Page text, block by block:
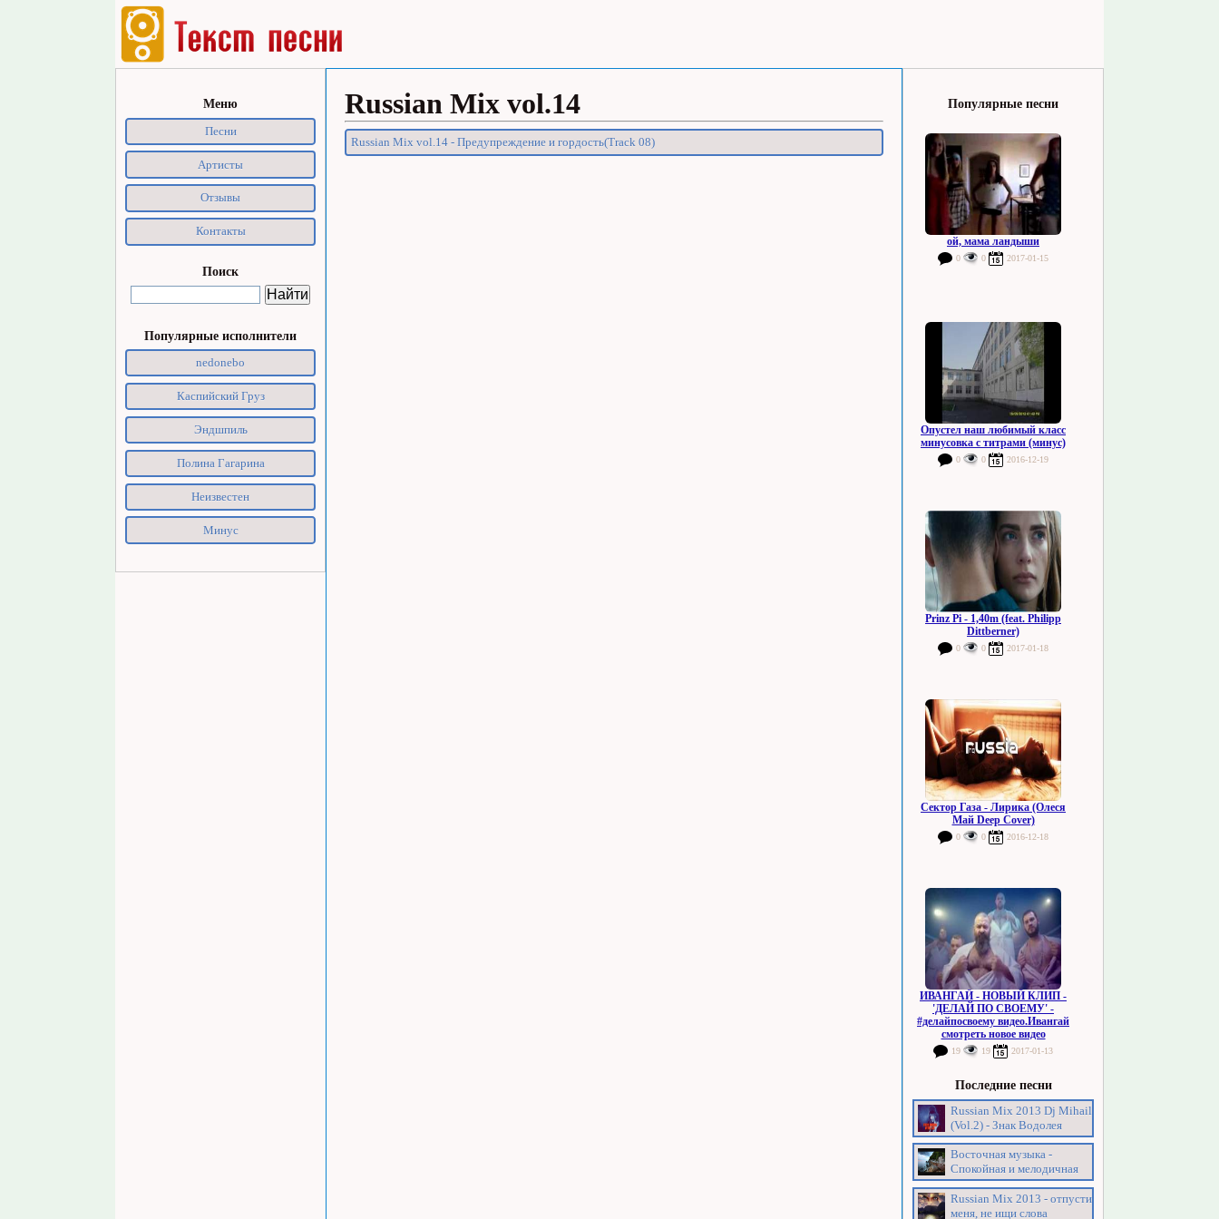
Меню
Песни
Артисты
Отзывы
Контакты
Поиск
Популярные исполнители
nedonebo
Каспийский Груз
Эндшпиль
Полина Гагарина
Неизвестен
Минус
Russian Mix vol.14
Russian Mix vol.14 - Предупреждение и гордость(Track 08)
Популярные песни
ой, мама ландыши
0 0 2017-01-15
Опустел наш любимый класс
минусовка с титрами (минус)
0 0 2016-12-19
Prinz Pi - 1,40m (feat. Philipp
Dittberner)
0 0 2017-01-18
Сектор Газа - Лирика (Олеся
Май Deep Cover)
0 0 2016-12-18
ИВАНГАЙ - НОВЫЙ КЛИП -
'ДЕЛАЙ ПО СВОЕМУ' -
#делайпосвоему видео.Ивангай
смотреть новое видео
19 19 2017-01-13
Последние песни
Russian Mix 2013 Dj Mihail
(Vol.2) - Знак Водолея
Восточная музыка -
Спокойная и мелодичная
Russian Mix 2013 - отпусти
меня, не ищи слова